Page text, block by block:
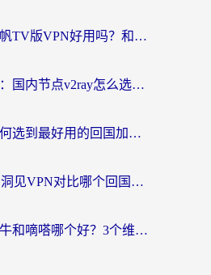
海外党必看：快帆TV版VPN好用吗？和快游VPN对比哪个回国效果更好？附实用避坑指南
海外党无忧指南：国内节点v2ray怎么选？一键回国VPN+多场景实测帮你避坑
海外党必看：如何选到最好用的回国加速器？从节点到售后的全维度指南
ChickCN VPN和洞见VPN对比哪个回国效果更好？海外党亲测3款加速器+避坑指南
海外党必看：斧牛和嘀嗒哪个好？3个维度教你选对回国加速器